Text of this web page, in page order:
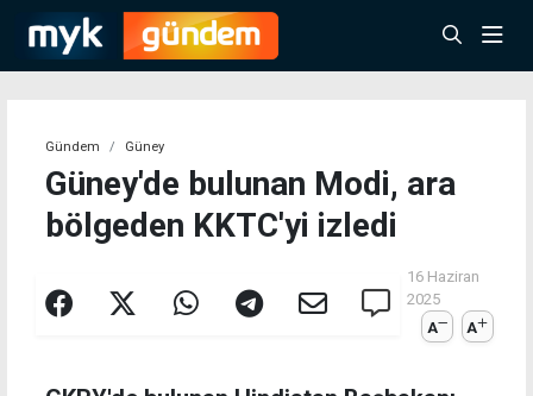
Gündem Güney
Güney'de bulunan Modi, ara
bölgeden KKTC'yi izledi
16 Haziran
2025
A
A